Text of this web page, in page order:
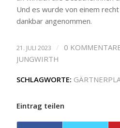
Und es wurde von einem
dankbar angenommen.
21. JULI 2023 / 0
JUNGWIRTH
SCHLAGWORTE:
Eintrag teilen